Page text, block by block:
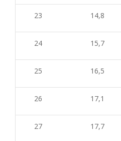
23 14,8
24 15,7
25 16,5
26 17,1
27 17,7